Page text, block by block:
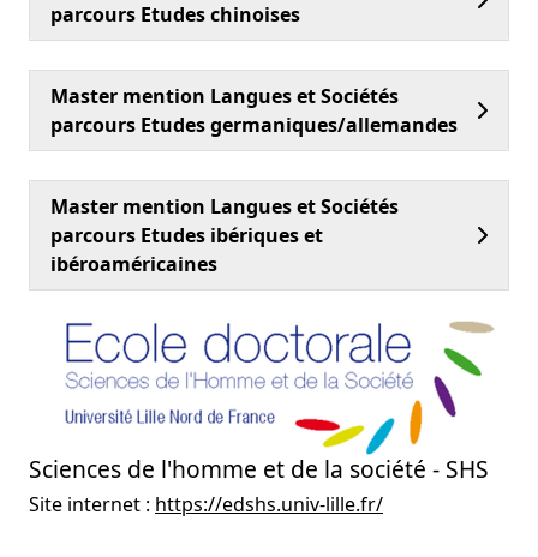
parcours Etudes chinoises
Master mention Langues et Sociétés
parcours Etudes germaniques/allemandes
Master mention Langues et Sociétés
parcours Etudes ibériques et
ibéroaméricaines
Sciences de l'homme et de la société - SHS
Site internet : https://edshs.univ-lille.fr/